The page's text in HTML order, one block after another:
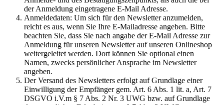
der Anmeldung eingetragene E-Mail Adresse.
Anmeldedaten: Um sich für den Newsletter anzumelden,
reicht es aus, wenn Sie Ihre E-Mailadresse angeben. Bitte
beachten Sie, dass Sie nach angabe der E-Mail Adresse zur
Anmeldung für unseren Newsletter auf unseren Onlineshop
weitergeleitet werden. Dort können Sie optional einen
Namen, zwecks persönlicher Ansprache im Newsletter
angeben.
Der Versand des Newsletters erfolgt auf Grundlage einer
Einwilligung der Empfänger gem. Art. 6 Abs. 1 lit. a, Art. 7
DSGVO i.V.m § 7 Abs. 2 Nr. 3 UWG bzw. auf Grundlage